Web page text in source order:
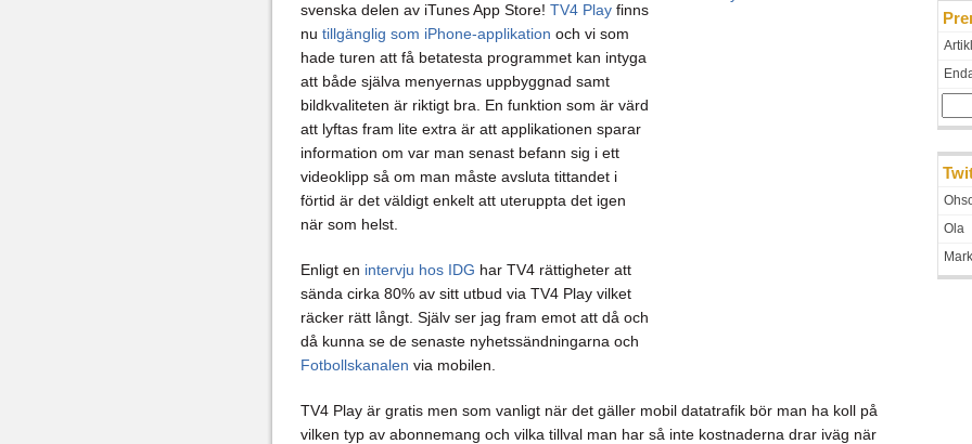
svenska delen av iTunes App Store! TV4 Play finns
nu tillgänglig som iPhone-applikation och vi som
hade turen att få betatesta programmet kan intyga
att både själva menyernas uppbyggnad samt
bildkvaliteten är riktigt bra. En funktion som är värd
att lyftas fram lite extra är att applikationen sparar
information om var man senast befann sig i ett
videoklipp så om man måste avsluta tittandet i
förtid är det väldigt enkelt att uteruppta det igen
när som helst.
Enligt en intervju hos IDG har TV4 rättigheter att
sända cirka 80% av sitt utbud via TV4 Play vilket
räcker rätt långt. Själv ser jag fram emot att då och
då kunna se de senaste nyhetssändningarna och
Fotbollskanalen via mobilen.
TV4 Play är gratis men som vanligt när det gäller mobil datatrafik bör man ha koll på
vilken typ av abonnemang och vilka tillval man har så inte kostnaderna drar iväg när
Ola